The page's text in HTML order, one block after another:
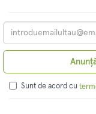
Sunt de acord cu